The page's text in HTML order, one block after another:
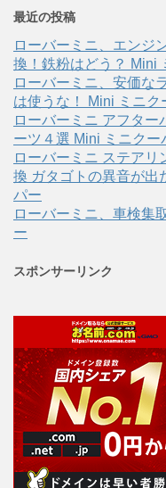
最近の投稿
ローバーミニ、エン
換！鉄粉はどう？ Mini
ローバーミニ、安価な
は使うな！ Mini ミニク
ローバーミニ アフタ
ーツ４選 Mini ミニクー
ローバーミニ ステアリ
換 ガタゴトの異音が出
パー
ローバーミニ、車検集
ー
スポンサーリンク